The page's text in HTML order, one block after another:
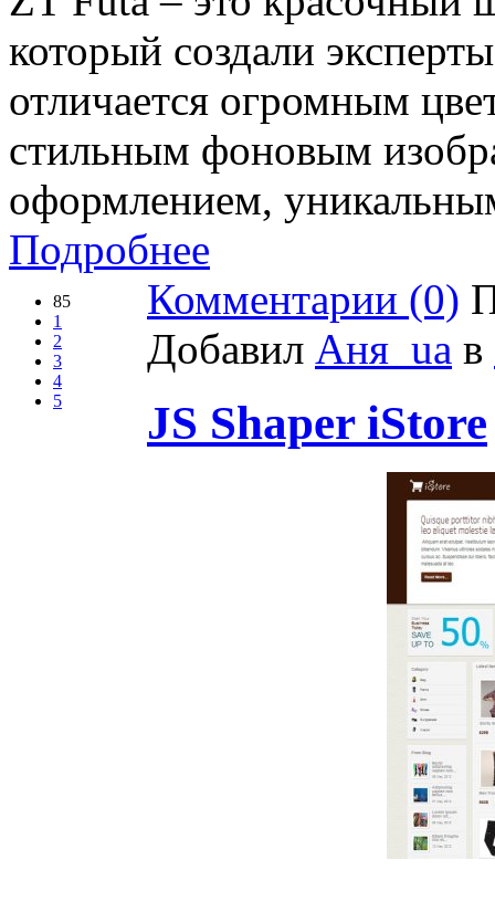
который создали
отличается огромным
стильным фоновым
оформлением,
Подробнее
85
1
2
3
4
5
Комментарии (0)
Добавил Аня_ua в
JS Shaper iStore